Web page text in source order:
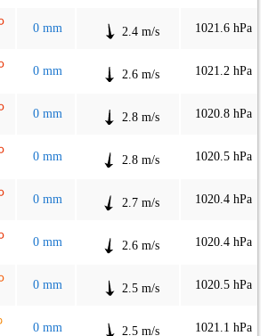
0 mm 2.4 m/s 1021.6 hPa
0 mm 2.6 m/s 1021.2 hPa
0 mm 2.8 m/s 1020.8 hPa
0 mm 2.8 m/s 1020.5 hPa
0 mm 2.7 m/s 1020.4 hPa
0 mm 2.6 m/s 1020.4 hPa
0 mm 2.5 m/s 1020.5 hPa
0 mm 2.5 m/s 1021.1 hPa